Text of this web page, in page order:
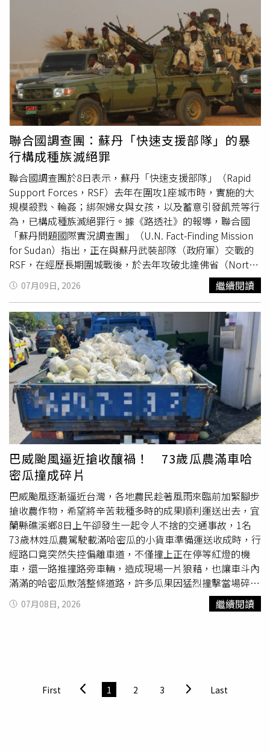
此，大陸外交部發言人也回擊茂木敏充就「南海仲裁案裁
決」發表的談話，指控他公然為非法「裁決」張目，攻擊指
責中國合法主張，妄稱日本是南海事務的利益攸關方，「中
方對此表示強烈譴責和堅決反對。」陸外交部狠批，日本不
是南海當事國，沒有資格對中國在南海的領土主權和海洋權
益說三道四。二戰時，日本在中國犯下累累罪行，其中就包
括非法侵佔中國南海島礁，給中國和中國人民帶來了深重災
難。現在日本打著所謂「利益攸關方」旗號，再次妄圖介入
南海，這只會讓世界人民再次想起日本對外侵略擴張的歷
史，更加警惕日本「再軍事化」圖謀。北京還痛斥日本，無
視「裁決」荒謬之處，公然鼓吹「裁決」，實際上是「說一
套、做一套」，充分暴露了其虛偽本質。按照「裁決」標
準，如果連面積達50萬平方米，有淡水可飲、有蔬果家禽可
食的南沙群島中的太平島都不是島嶼，無法主張專屬經濟區
和大陸架，那孤懸在太平洋的僅由兩塊面積不足10平方米的
礁石組成的沖之鳥礁，日本又有何權利主張幾十萬平方公里
的專屬經濟區和大陸架？按照這一標準，日本的很多其他島
礁也將失去主張海洋權益的依據。既然日本已發表聲明贊成
「裁決」的內容，中方有理由認為，日方已按照相同標準，
自願放棄相應的海洋主張。大陸外交部更回擊，日本關心的
根本不是國際法治，而是想介入南海，攪亂地區。一段時間
以來，日本不斷加強同菲律賓的勾連，向菲律賓輸出武器裝
備。日本數次向海外派遣軍事力量，發射進攻型導彈，這些
行動遠遠超出「自衛」範疇，是在突破日本憲法和國際法規
制，挑戰戰後國際秩序。凡此種種，我們不禁要問，日本究
竟意欲何為？「我們奉勸日本停止污蔑攻擊中國，停止在南
海問題上搬弄是非，停止破壞南海和平穩定。中國將繼續堅
定捍衛自身在南海的領土主權和海洋權益。任何試圖挑戰中
國合法權益、破壞南海和平穩定的圖謀都注定破產。」報導
補充，稍早於12日，由美國與菲律賓主導的14國聯盟發表
聯合聲明，重申對建立以規則為基礎、自由且開放的印太地
區的「堅定承諾」，以紀念位於荷蘭海牙的國際仲裁庭，裁
定中國大部分南海主張無效滿10週年。其他簽署國還包括美
國盟友日本、澳洲及英國等國。北京宣稱對南海幾乎所有島
嶼及礁岩擁有主權，並主張對其鄰近海域享有權利，這使中
國長期與其他聲索國，包括菲律賓、越南、馬來西亞及汶萊
陷入爭議，但大多數國家並未與中國針鋒相對。直到2013
年，馬尼拉（Manila）在美國的支持下採取前所未有的行
動，依據《聯合國海洋法公約》提出仲裁案。海牙仲裁庭最
終於2016年7月12日裁定，雖然其無權裁決主權歸屬問題，
但中國主張對南海大部分地物享有歷史性及經濟性權利的說
法無效。如今，12日發布的14國聯合聲明又將2016年仲裁
擾、阻撓或恐嚇其他國家依法在海上或空中的活動，並因此
危及人員及漁民安全，嚴重破壞區域和平與安全。」據悉，
問題油流入市場；主管機關收到業者通報，沒立刻採取下架
措施，而且處置標準在輿論壓力下多次調整，顯示政府應變
失當。柳采葳認為，這是從賴清德、卓榮泰，到石崇良、姜
至剛一連串大官釀成的食安災難，中央第一時間根本是選擇
蓋牌，當致癌油被民眾吃下肚，甚至超商飯糰、沙拉醬、國
中小與國軍集體中鏢時，衛福部回收機制卻近乎失能，只回
收了極少部分的油品；官員讓廠商隱匿48天，還因為錯誤決
策影響232個品項、360家廠商。她希望今天告發後，檢察
官嚴查速辦，查清楚這些禍國殃民的官員。
聯合國調查團：蘇丹「快速支援部隊」的暴
行構成種族滅絕罪
聯合國調查團於8日表示，蘇丹「快速支援部隊」（Rapid
Support Forces，RSF）去年在圍攻1座城市時，實施的大
規模殺戮、輪姦；綁架婦女與女孩，以及蓄意引發飢荒等行
為，已構成種族滅絕罪行。據《路透社》的報導，聯合國
「蘇丹問題國際實況調查團」（U.N. Fact-Finding Mission
for Sudan）指出，正在與蘇丹武裝部隊（政府軍）交戰的
RSF，在經歷長期圍城戰後，於去年攻破北達佛省（North
Darfur state）的法希爾（al-Fashir），並在當地犯下上述罪
行。倖存者向調查團描述，他們遭到強暴時，房間內仍躺著
出，RSF及其盟友透過長時間圍城、阻礙救援物資進入，以
及炮擊糧食生產系統等方式，犯下了以飢餓作為手段的戰爭
罪。RSF始終否認在超過3年的內戰期間實施相關暴行，表
示這些指控是敵對勢力捏造的說法，並反過來對對方提出反
控。聯合國人權事務高級專員辦事處（OHCHR）3日曾警
告，另1座大型城市、北科爾多凡省（North Kordofan
state）的首府歐拜伊德（al-Obeid）周邊，也正在出現類
似的「人道災難」。OHCHR指出，已在該地區周邊記錄到
一系列具有特定模式的暴行，包括未經審判的處決、綁架、
酷刑以及性暴力。聯合國人權理事會（U.N. Human Rights
Council）成員6日亦曾譴責當地的暴力事件，並針對相關虐
待指控成立緊急調查機制。英國與其他國家則警告，隨著
RSF在歐拜伊德周邊集結兵力，該地區可能面臨大規模暴行
的風險。目前歐拜伊德約有50萬人口，其中包括超過8.3萬
名流離失所的難民。蘇丹問題國際實況調查團此前已在2月
發布的報告中認定，RSF在攻占法希爾時，針對非阿拉伯族
群的大規模殺戮行為，具有「種族滅絕」特徵。調查團最新
發現的證據更顯示，RSF長期且系統性採取的行動，包括大
規模殺戮、集體強暴以及蓄意製造飢餓，都是該部隊預先計
畫的政策。
07月09日, 2026 繼續閱讀
巴威颱風逼近搶收釀禍！ 73歲瓜農滿車哈
密瓜撞成碎片
巴威颱風逐漸逼近台灣，各地農民趁著風雨來臨前加緊腳步
搶收農作物，希望將辛苦栽種多時的成果順利運送出去，宜
蘭縣礁溪鄉8日上午卻發生一起令人不捨的交通事故，1名
73歲林姓瓜農駕駛載滿哈密瓜的小貨車準備運送收成時，行
經路口竟突然失控偏離車道，不僅撞上正在停等紅燈的機
車，還一路推撞路旁車輛，造成現場一片狼藉，也讓車斗內
滿滿的哈密瓜散落整條道路，許多瓜果因猛烈撞擊當場碎
裂，宛如一場「哈密瓜
」。警方指出，事故發生當時，
25歲羅姓男子騎乘機車載著江姓女子停等路口號誌，沒想到
嚇，沒有生命危險。據了解，林姓瓜農平日以務農維生，因
擔心巴威颱風帶來強風豪雨，會讓即將成熟的哈密瓜全部泡
07月08日, 2026 繼續閱讀
First 1 2 3 Last